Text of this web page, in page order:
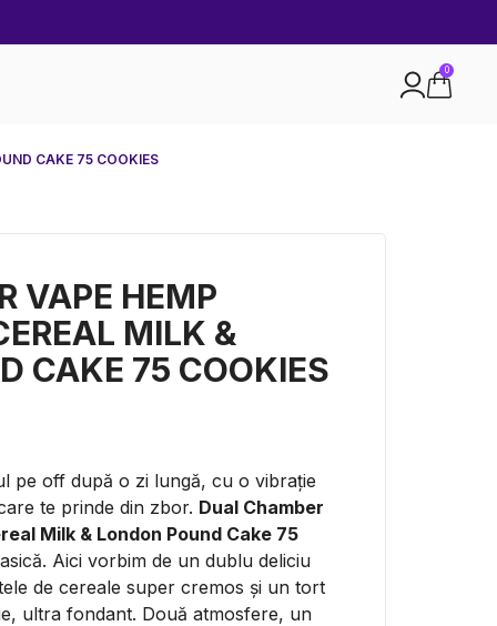
0
CAKE 75 COOKIES
VAPE HEMP
MILK &
CAKE 75 COOKIES
pe off după o zi lungă, cu o vibrație
te prinde din zbor. Dual Chamber
Milk & London Pound Cake 75
Aici vorbim de un dublu deliciu
de cereale super cremos și un tort
ultra fondant. Două atmosfere, un